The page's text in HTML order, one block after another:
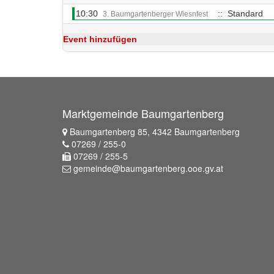
10:30 3. Baumgartenberger Wiesnfest :: Standard
Event hinzufügen
Marktgemeinde Baumgartenberg
Baumgartenberg 85, 4342 Baumgartenberg
07269 / 255-0
07269 / 255-5
gemeinde@baumgartenberg.ooe.gv.at